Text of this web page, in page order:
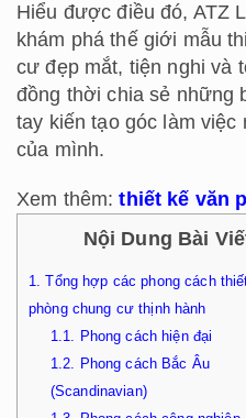
Hiểu được điều đó, ATZ
khám phá thế giới mẫu
cư đẹp mắt, tiện nghi và
đồng thời chia sẻ những
tay kiến tạo góc làm
của mình.
Xem thêm:thiết kế văn
Nội Dung Bài
1. Tổng hợp các phong cách
phòng chung cư thịnh hành
1.1. Phong cách hiện đại
1.2. Phong cách Bắc Âu
(Scandinavian)